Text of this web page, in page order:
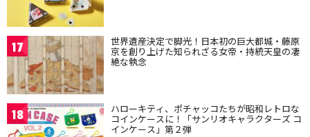
17 世界遺産決定で脚光！日本初の巨大都城・藤原
京を創り上げた知られざる女帝・持統天皇の凄
絶な執念
18 ハローキティ、ポチャッコたちが昭和レトロな
コインケースに！「サンリオキャラクターズ コ
インケース」第２弾